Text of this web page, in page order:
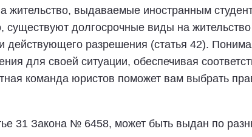
жительство, выдаваемые иностранным
существуют долгосрочные виды на
разрешения (статья 42).
для своей ситуации, обеспечивая
команда юристов поможет вам выбрать
31 Закона № 6458, может быть выдан по